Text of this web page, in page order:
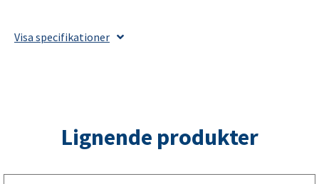
Hø/Ve
Visa specifikationer
Lignende produkter